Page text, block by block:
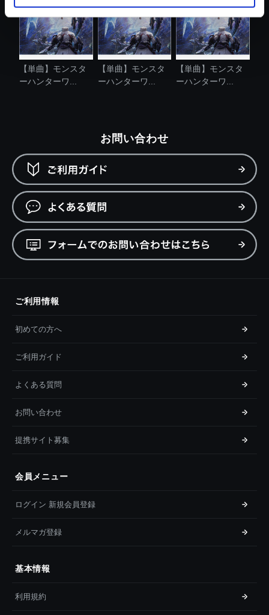
【単曲】モンスタ
ーハンターワ...
【単曲】モンスタ
ーハンターワ...
【単曲】モンスタ
ーハンターワ...
お問い合わせ
ご利用情報
初めての方へ
ご利用ガイド
よくある質問
お問い合わせ
提携サイト募集
会員メニュー
ログイン 新規会員登録
メルマガ登録
基本情報
利用規約